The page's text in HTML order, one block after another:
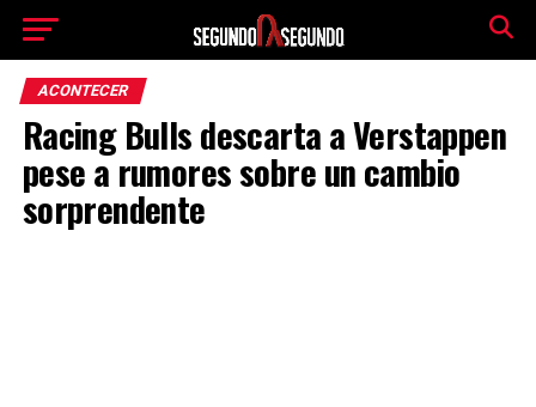
ACONTECER
Racing Bulls descarta a Verstappen
pese a rumores sobre un cambio
sorprendente